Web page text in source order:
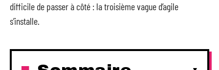
difficile de passer à côté : la troisième vague d’agile
s’installe.